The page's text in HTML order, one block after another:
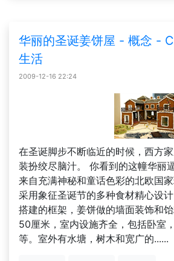
华丽的圣诞姜饼屋 - 概念 -
生活
2009-12-16 22:24
在圣诞脚步不断临近的时候，西方
装扮绞尽脑汁。 你看到的这幢华丽
来自充满神秘和童话色彩的北欧国家
采用象征圣诞节的多种食材精心设
搭建的框架，姜饼做的墙面装饰和
50厘米，室内设施齐全，包括卧室
等。室外有水塘，树木和宽广的......